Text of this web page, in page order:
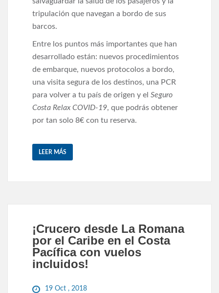
tripulación que navegan a bordo de sus
barcos.
Entre los puntos más importantes que han
desarrollado están: nuevos procedimientos
de embarque, nuevos protocolos a bordo,
una visita segura de los destinos, una PCR
para volver a tu país de origen y el Seguro
Costa Relax COVID-19, que podrás obtener
por tan solo 8€ con tu reserva.
LEER MÁS
¡Crucero desde La Romana
por el Caribe en el Costa
Pacífica con vuelos
incluidos!
19 Oct , 2018